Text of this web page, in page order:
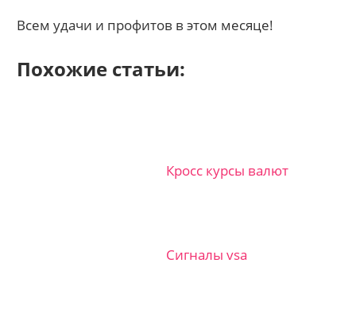
Всем удачи и профитов в этом месяце!
Похожие статьи:
Кросс курсы валют
Сигналы vsa